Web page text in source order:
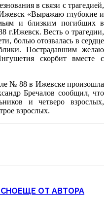
в связи с трагедией,
«Выражаю глубокие и
и близким погибших в
г.Ижевск. Весть о трагедии,
болью отозвалась в сердце
Пострадавшим желаю
скорбит вместе с
№ 88 в Ижевске произошла
Бречалов сообщил, что
и четверо взрослых,
взрослых.
ЕЩЕ ОТ АВТОРА